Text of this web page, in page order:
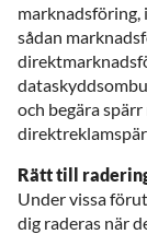
marknadsföring,
sådan
och begära
Rätt till
Under vissa
dig raderas när